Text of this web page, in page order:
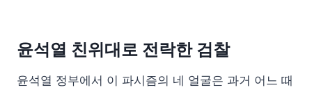
윤석열 친위대로 전락한 검찰
윤석열 정부에서 이 파시즘의 네 얼굴은 과거 어느 때